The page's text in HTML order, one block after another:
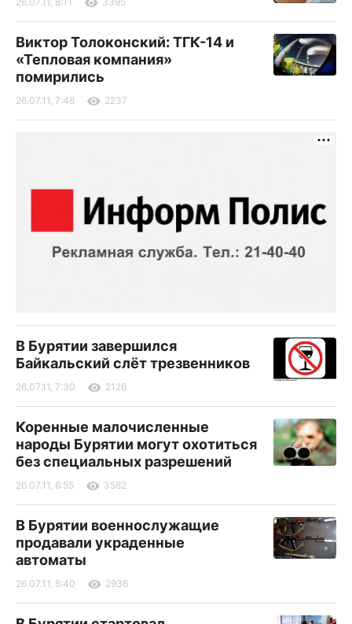
Виктор Толоконский: ТГК-14 и
«Тепловая компания»
помирились
26.07.11, 7:48 2237
В Бурятии завершился
Байкальский слёт трезвенников
26.07.11, 7:30 2126
Коренные малочисленные
народы Бурятии могут охотиться
без специальных разрешений
26.07.11, 6:55 3582
В Бурятии военнослужащие
продавали украденные
автоматы
26.07.11, 5:40 2936